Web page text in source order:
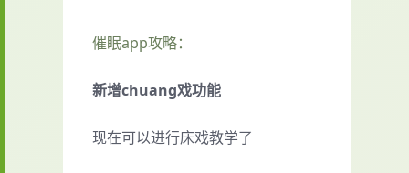
催眠app攻略：
新增chuang戏功能
现在可以进行床戏教学了